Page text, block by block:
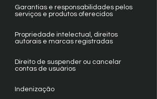
Garantias e responsabilidades pelos
serviços e produtos oferecidos
Propriedade intelectual, direitos
autorais e marcas registradas
Direito de suspender ou cancelar
contas de usuários
Indenização